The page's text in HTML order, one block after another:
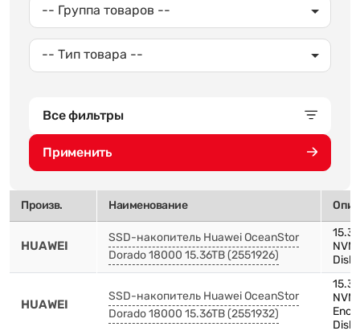
-- Группа товаров --
-- Тип товара --
Все фильтры
Применить
Произв. Наименование
HUAWEI
SSD-накопитель Huawei OceanStor
Dorado 18000 15.36TB (2551926)
Disk
HUAWEI
SSD-накопитель Huawei OceanStor
Dorado 18000 15.36TB (2551932)
Disk